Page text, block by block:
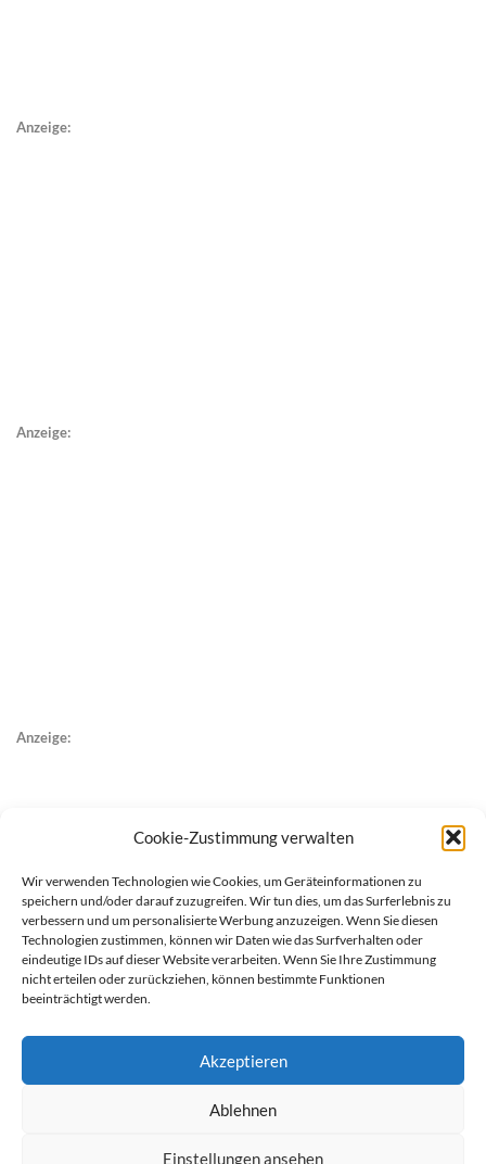
Cookie-Zustimmung verwalten
Wir verwenden Technologien wie Cookies, um Geräteinformationen zu
speichern und/oder darauf zuzugreifen. Wir tun dies, um das Surferlebnis zu
verbessern und um personalisierte Werbung anzuzeigen. Wenn Sie diesen
Technologien zustimmen, können wir Daten wie das Surfverhalten oder
eindeutige IDs auf dieser Website verarbeiten. Wenn Sie Ihre Zustimmung
nicht erteilen oder zurückziehen, können bestimmte Funktionen
beeinträchtigt werden.
Akzeptieren
Ablehnen
Einstellungen ansehen
Anzeige:
Anzeige:
Anzeige: